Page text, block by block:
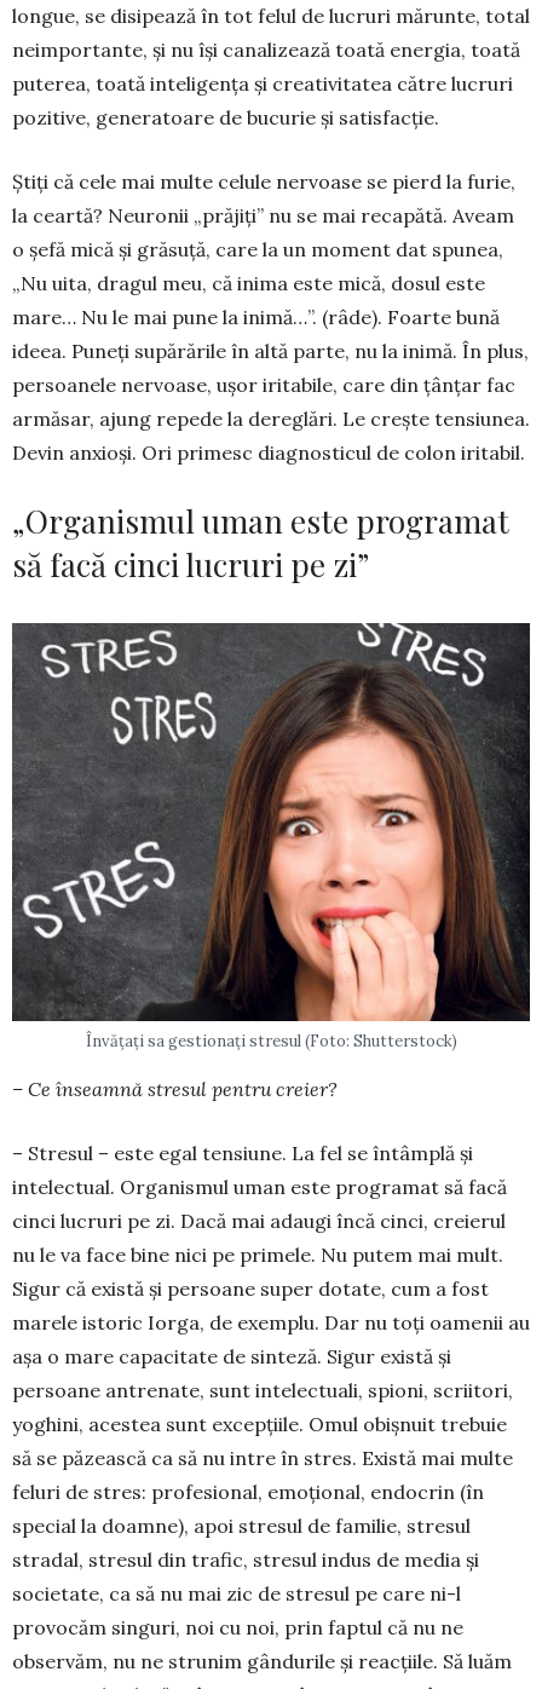
longue, se disipează în tot felul de lucruri mă­runte, total
neimportante, și nu își canalizează toată energia, toată
puterea, toată inteligența și crea­ti­vitatea către lucruri
pozitive, generatoare de bucu­rie și satisfacție.
Știți că cele mai multe celule nervoase se pierd la furie,
la ceartă? Neuronii „prăjiți” nu se mai re­ca­pătă. Aveam
o șefă mică și grăsuță, care la un moment dat spunea,
„Nu uita, dragul meu, că ini­ma este mică, dosul este
mare… Nu le mai pune la inimă…”. (râde). Foarte bună
ideea. Puneți supără­rile în altă parte, nu la inimă. În plus,
persoanele nervoase, ușor iritabile, care din țânțar fac
armăsar, ajung repede la dereglări. Le crește tensiunea.
De­vin anxioși. Ori primesc diagnosticul de colon iri­tabil.
„Organismul uman este programat
să facă cinci lucruri pe zi”
Învățați sa gestionați stresul (Foto: Shutterstock)
– Ce înseamnă stresul pentru creier?
– Stresul – este egal tensiune. La fel se întâmplă și
intelectual. Organismul uman este programat să facă
cinci lucruri pe zi. Dacă mai adaugi încă cinci, cre­ierul
nu le va face bine nici pe primele. Nu pu­tem mai mult.
Sigur că există și persoane super do­tate, cum a fost
marele istoric Iorga, de exemplu. Dar nu toți oamenii au
așa o mare capacitate de sinteză. Sigur există și
persoane antrenate, sunt inte­lectuali, spioni, scriitori,
yoghini, acestea sunt excepțiile. Omul obișnuit trebuie
să se păzească ca să nu intre în stres. Există mai multe
feluri de stres: profesional, emoțional, endocrin (în
special la doamne), apoi stresul de familie, stresul
stradal, stresul din trafic, stresul indus de media și
socie­tate, ca să nu mai zic de stre­sul pe care ni-l
provo­căm singuri, noi cu noi, prin faptul că nu ne
obser­văm, nu ne strunim gândurile și reacțiile. Să luăm